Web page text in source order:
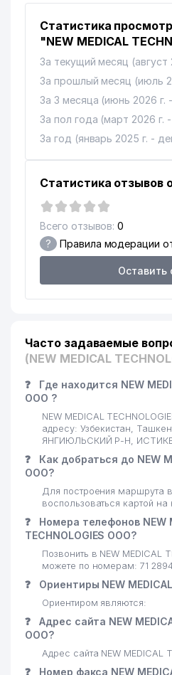
Статистика
"NEW MEDICAL
За текущий месяц (август
За прошлый месяц (июль
За 3 месяца (июнь 2026 г.
За пол года (март 2026 г.
За год (январь 2025 г. -
Статистика отзывов
Всего отзывов: 0
? Правила модерации
Оставить
Часто задаваемые
(NEW MEDICAL
❓
Где находится NEW
ООО ?
NEW MEDICAL
адресу: Узбекистан,
ЯНГИЮЛЬСКИЙ Р-Н,
❓
Как добраться до NEW
ООО?
Для построения маршрута
воспользоваться картой
❓
Номера телефонов NEW
TECHNOLOGIES ООО?
Позвонить в NEW MEDICAL
можете по номерам: 71
❓ Ориентиры NEW
Ориентиром являются:
❓
Адрес сайта NEW
ООО?
Адрес сайта NEW MEDICAL
❓ Номер факса NEW